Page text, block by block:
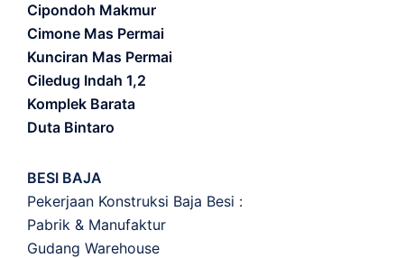
Cipondoh Makmur
Cimone Mas Permai
Kunciran Mas Permai
Ciledug Indah 1,2
Komplek Barata
Duta Bintaro
BESI BAJA
Pekerjaan Konstruksi Baja Besi :
Pabrik & Manufaktur
Gudang Warehouse